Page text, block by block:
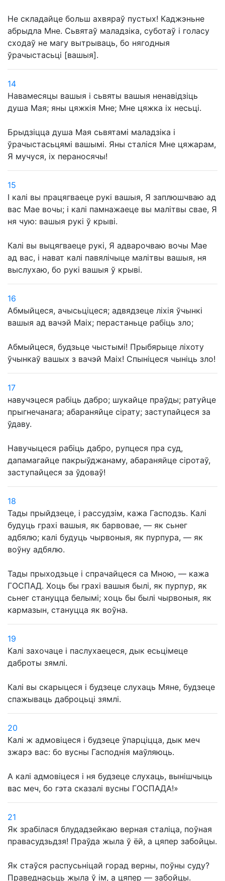
Не складайце больш ахвяраў пустых! Каджэньне
абрыдла Мне. Сьвятаў маладзіка, суботаў і голасу
сходаў не магу вытрываць, бо нягодныя
ўрачыстасьці [вашыя].
14
Навамесяцы вашыя і сьвяты вашыя ненавідзіць
душа Мая; яны цяжкія Мне; Мне цяжка іх несьці.
Брыдзіцца душа Мая сьвятамі маладзіка і
ўрачыстасьцямі вашымі. Яны сталіся Мне цяжарам,
Я мучуся, іх пераносячы!
15
І калі вы працягваеце рукі вашыя, Я заплюшчваю ад
вас Мае вочы; і калі памнажаеце вы малітвы свае, Я
ня чую: вашыя рукі ў крыві.
Калі вы выцягваеце рукі, Я адварочваю вочы Мае
ад вас, і нават калі павялічыце малітвы вашыя, ня
выслухаю, бо рукі вашыя ў крыві.
16
Абмыйцеся, ачысьціцеся; адвядзеце ліхія ўчынкі
вашыя ад вачэй Маіх; перастаньце рабіць зло;
Абмыйцеся, будзьце чыстымі! Прыбярыце ліхоту
ўчынкаў вашых з вачэй Маіх! Спыніцеся чыніць зло!
17
навучэцеся рабіць дабро; шукайце праўды; ратуйце
прыгнечанага; абараняйце сірату; заступайцеся за
ўдаву.
Навучыцеся рабіць дабро, рупцеся пра суд,
дапамагайце пакрыўджанаму, абараняйце сіротаў,
заступайцеся за ўдоваў!
18
Тады прыйдзеце, і рассудзім, кажа Гасподзь. Калі
будуць грахі вашыя, як барвовае, — як сьнег
адбялю; калі будуць чырвоныя, як пурпура, — як
воўну адбялю.
Тады прыходзьце і спрачайцеся са Мною, — кажа
ГОСПАД. Хоць бы грахі вашыя былі, як пурпур, як
сьнег стануцца белымі; хоць бы былі чырвоныя, як
кармазын, стануцца як воўна.
19
Калі захочаце і паслухаецеся, дык есьцімеце
даброты зямлі.
Калі вы скарыцеся і будзеце слухаць Мяне, будзеце
спажываць даброцьці зямлі.
20
Калі ж адмовіцеся і будзеце ўпарціцца, дык меч
зжарэ вас: бо вусны Гасподнія маўляюць.
А калі адмовіцеся і ня будзеце слухаць, вынішчыць
вас меч, бо гэта сказалі вусны ГОСПАДА!»
21
Як зрабілася блудадзейкаю верная сталіца, поўная
правасудзьдзя! Праўда жыла ў ёй, а цяпер забойцы.
Як стаўся распусьніцай горад верны, поўны суду?
Праведнасьць жыла ў ім, а цяпер — забойцы.